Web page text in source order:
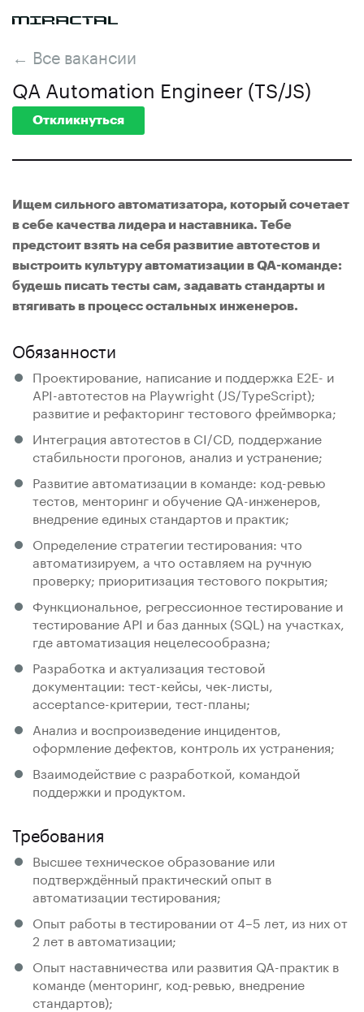
← Все вакансии
QA Automation Engineer (TS/JS)
Откликнуться
Ищем сильного автоматизатора, который сочетает
в себе качества лидера и наставника. Тебе
предстоит взять на себя развитие автотестов и
выстроить культуру автоматизации в QA-команде:
будешь писать тесты сам, задавать стандарты и
втягивать в процесс остальных инженеров.
Обязанности
Проектирование, написание и поддержка E2E- и
API-автотестов на Playwright (JS/TypeScript);
развитие и рефакторинг тестового фреймворка;
Интеграция автотестов в CI/CD, поддержание
стабильности прогонов, анализ и устранение;
Развитие автоматизации в команде: код-ревью
тестов, менторинг и обучение QA-инженеров,
внедрение единых стандартов и практик;
Определение стратегии тестирования: что
автоматизируем, а что оставляем на ручную
проверку; приоритизация тестового покрытия;
Функциональное, регрессионное тестирование и
тестирование API и баз данных (SQL) на участках,
где автоматизация нецелесообразна;
Разработка и актуализация тестовой
документации: тест-кейсы, чек-листы,
acceptance-критерии, тест-планы;
Анализ и воспроизведение инцидентов,
оформление дефектов, контроль их устранения;
Взаимодействие с разработкой, командой
поддержки и продуктом.
Требования
Высшее техническое образование или
подтверждённый практический опыт в
автоматизации тестирования;
Опыт работы в тестировании от 4–5 лет, из них от
2 лет в автоматизации;
Опыт наставничества или развития QA-практик в
команде (менторинг, код-ревью, внедрение
стандартов);